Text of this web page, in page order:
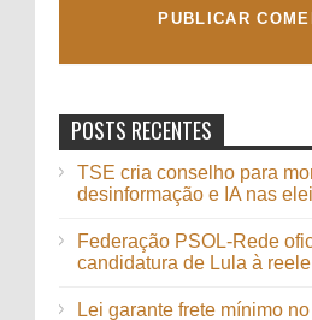
POSTS RECENTES
TSE cria conselho para
desinformação e IA nas
Federação PSOL-Rede
candidatura de Lula à
Lei garante frete mínimo